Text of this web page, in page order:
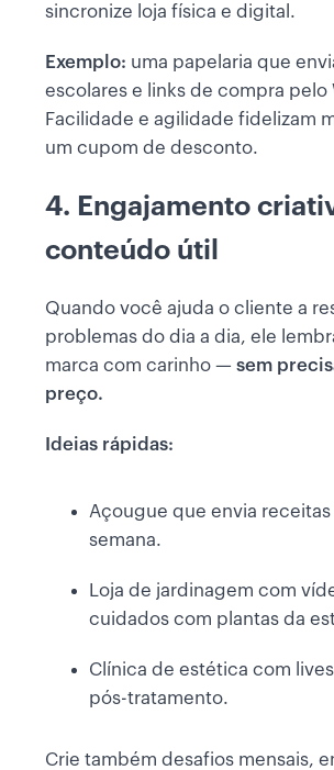
sincronize loja física e digital.
Exemplo: uma papelaria que
escolares e links de compra pelo
Facilidade e agilidade fidelizam
um cupom de desconto.
4. Engajamento
conteúdo útil
Quando você ajuda o cliente a
problemas do dia a dia, ele
marca com carinho — sem
preço.
Ideias rápidas:
Açougue que envia receitas
semana.
Loja de jardinagem com
cuidados com plantas da
Clínica de estética com
pós-tratamento.
Crie também desafios mensais,